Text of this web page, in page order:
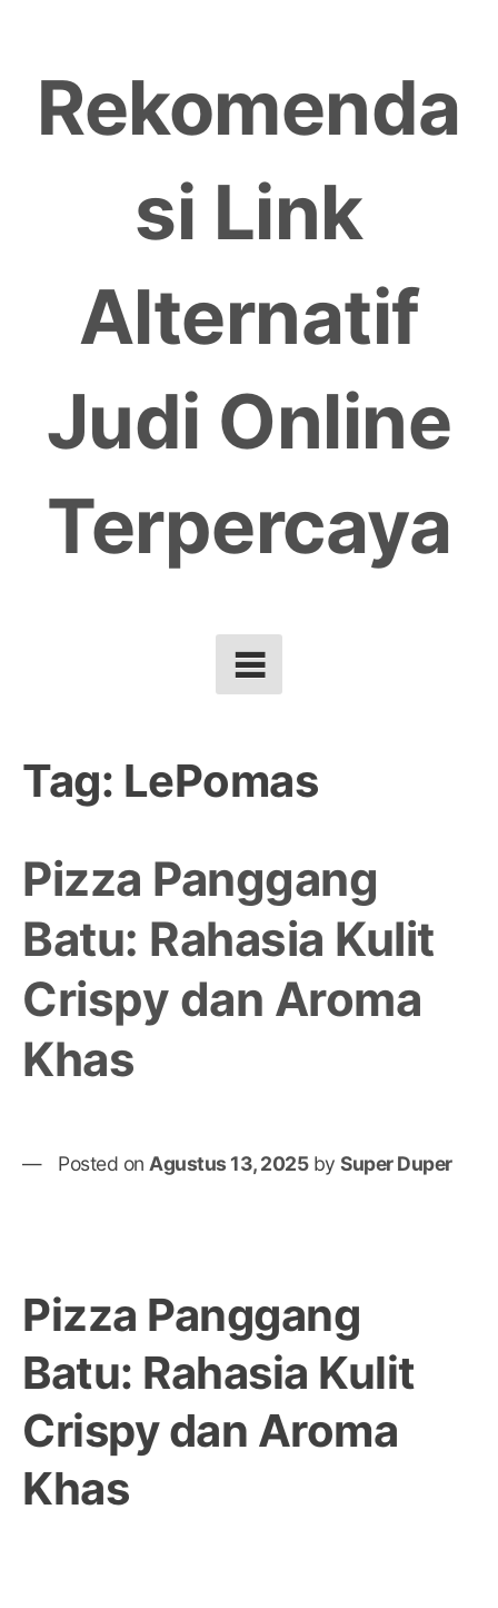
content
Rekomenda
si Link
Alternatif
Judi Online
Terpercaya
Tag: LePomas
Pizza Panggang
Batu: Rahasia Kulit
Crispy dan Aroma
Khas
Posted on Agustus 13, 2025by Super Duper
Pizza Panggang
Batu: Rahasia Kulit
Crispy dan Aroma
Khas